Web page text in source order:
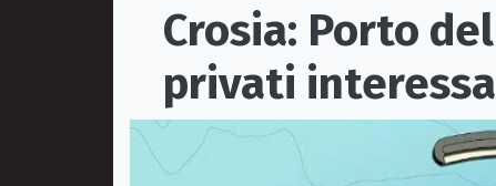
Crosia: Porto
privati